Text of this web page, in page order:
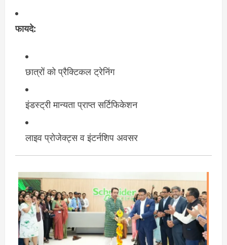
फायदे:
छात्रों को प्रैक्टिकल ट्रेनिंग
इंडस्ट्री मान्यता प्राप्त सर्टिफिकेशन
लाइव प्रोजेक्ट्स व इंटर्नशिप अवसर